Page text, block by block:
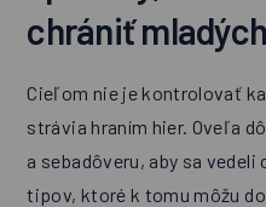
chrániť
Cieľom nie je kontrolovať
strávia hraním hier. Oveľa
a sebadôveru, aby sa
tipov, ktoré k tomu môžu